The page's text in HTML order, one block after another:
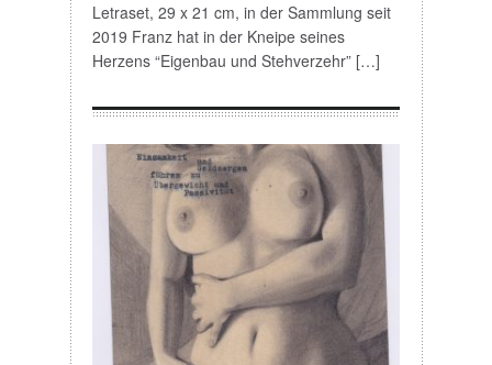
Letraset, 29 x 21 cm, in der Sammlung seit
2019 Franz hat in der Kneipe seines
Herzens “Eigenbau und Stehverzehr” […]